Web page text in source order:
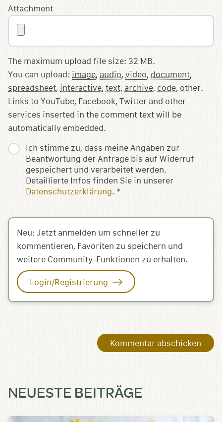
Ich stimme zu, dass meine Angaben zur
Beantwortung der Anfrage bis auf Widerruf
gespeichert und verarbeitet werden.
Detaillierte Infos finden Sie in unserer
Datenschutzerklärung. *
Attachment
The maximum upload file size: 32 MB.
You can upload: image, audio, video, document,
spreadsheet, interactive, text, archive, code, other.
Links to YouTube, Facebook, Twitter and other
services inserted in the comment text will be
automatically embedded.
Neu: Jetzt anmelden um schneller zu
kommentieren, Favoriten zu speichern und
weitere Community-Funktionen zu erhalten.
Login/Registrierung
NEUESTE BEITRÄGE